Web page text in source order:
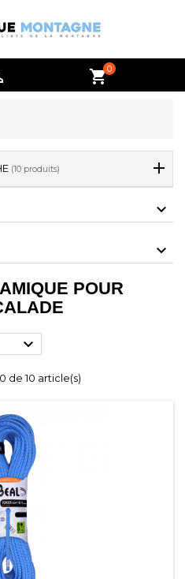
shopping_cart0
(10 produits)
POUR

de 10 article(s)